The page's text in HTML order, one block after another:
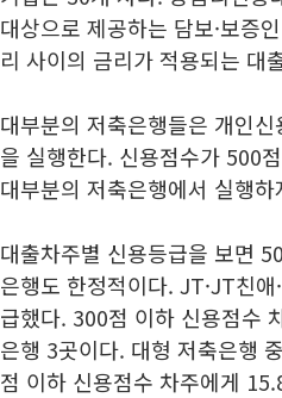
대상으로 제공하는 담보·보증
리 사이의 금리가 적용되는 대
대부분의 저축은행들은 개인
을 실행한다. 신용점수가 500
대부분의 저축은행에서 실행
대출차주별 신용등급을 보면
은행도 한정적이다. JT·JT친애
급했다. 300점 이하 신용점수
은행 3곳이다. 대형 저축은행
점 이하 신용점수 차주에게